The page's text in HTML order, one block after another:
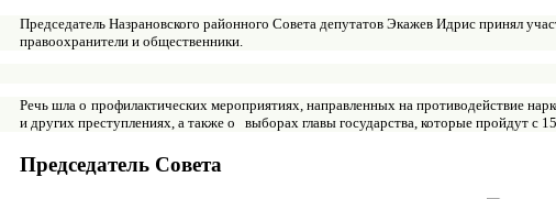
Председатель Назрановского районного Совета депутатов Экажев Идрис принял
правоохранители и общественники.
Речь шла о профилактических мероприятиях, направленных на противодействие
и других преступлениях, а также о выборах главы государства, которые пройдут с
Председатель Совета